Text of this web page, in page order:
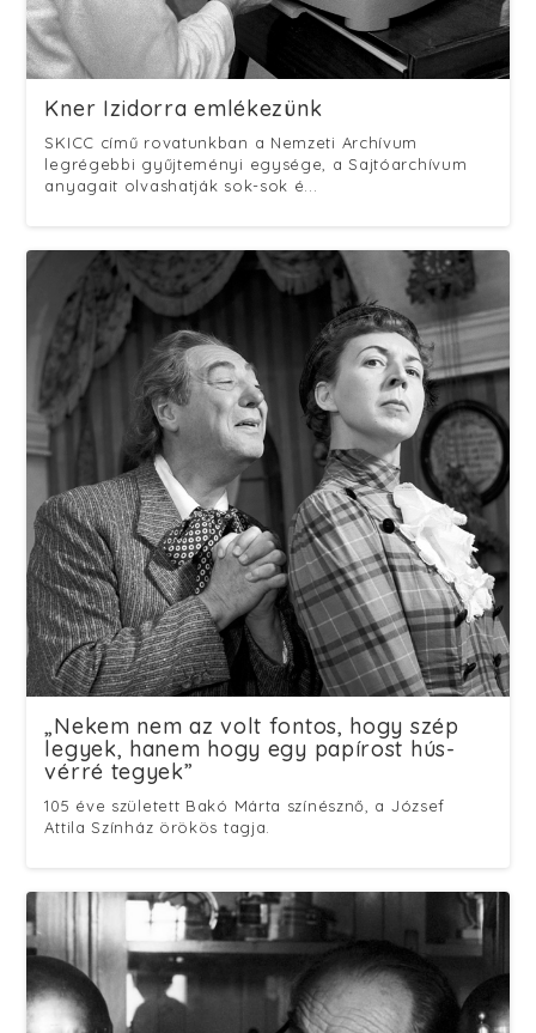
Kner Izidorra emlékezünk
SKICC című rovatunkban a Nemzeti Archívum
legrégebbi gyűjteményi egysége, a Sajtóarchívum
anyagait olvashatják sok-sok é...
„Nekem nem az volt fontos, hogy szép
legyek, hanem hogy egy papírost hús-
vérré tegyek”
105 éve született Bakó Márta színésznő, a József
Attila Színház örökös tagja.